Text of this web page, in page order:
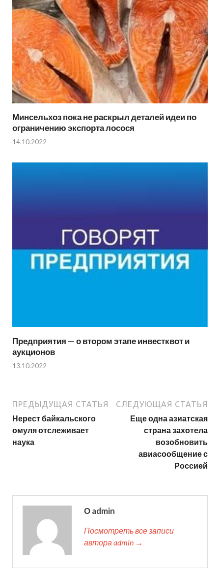
Минсельхоз пока не раскрыл деталей идеи по
ограничению экспорта лосося
14.10.2022
Предприятия — о втором этапе инвестквот и
аукционов
13.10.2022
ПРЕДЫДУЩАЯ СТАТЬЯ
Нерест байкальского
омуля отслеживает
наука
СЛЕДУЮЩАЯ СТАТЬЯ
Еще одна азиатская
страна захотела
возобновить
авиасообщение с
Россией
О admin
Посмотреть все записи
автора admin →